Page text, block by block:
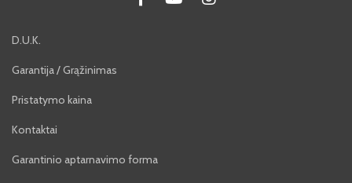
D.U.K.
Garantija / Grąžinimas
Pristatymo kaina
Kontaktai
Garantinio aptarnavimo forma